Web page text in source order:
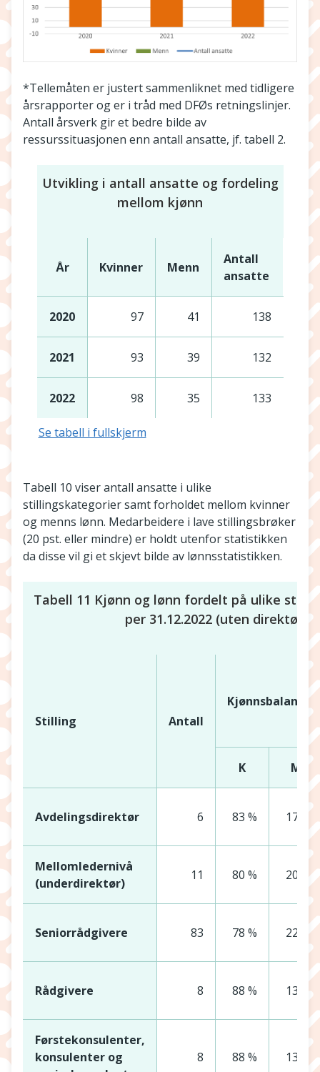
*Tellemåten er justert sammenliknet med tidligere
årsrapporter og er i tråd med DFØs retningslinjer.
Antall årsverk gir et bedre bilde av
ressurssituasjonen enn antall ansatte, jf. tabell 2.
Utvikling i antall ansatte og fordeling
mellom kjønn
År Kvinner Menn
Antall
ansatte
2020 97 41 138
2021 93 39 132
2022 98 35 133
Se tabell i fullskjerm
Tabell 10 viser antall ansatte i ulike
stillingskategorier samt forholdet mellom kvinner
og menns lønn. Medarbeidere i lave stillingsbrøker
(20 pst. eller mindre) er holdt utenfor statistikken
da disse vil gi et skjevt bilde av lønnsstatistikken.
Tabell 11 Kjønn og lønn fordelt på ulike
per 31.12.2022 (uten direktør)
Stilling Antall
Kjønnsbalanse
K M
Avdelingsdirektør 6 83 % 17 %
Mellomledernivå
(underdirektør)
11 80 % 20 %
Seniorrådgivere 83 78 % 22 %
Rådgivere 8 88 % 13 %
Førstekonsulenter,
konsulenter og
8 88 % 13 %